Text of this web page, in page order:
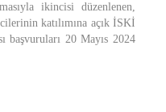
ikincisi düzenlenen,
katılımına açık İSKİ
başvuruları 20 Mayıs 2024